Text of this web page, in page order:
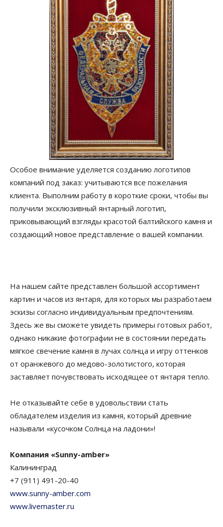
Особое внимание уделяется созданию логотипов
компаний под заказ: учитываются все пожелания
клиента. Выполним работу в короткие сроки, чтобы вы
получили эксклюзивный янтарный логотип,
приковывающий взгляды красотой балтийского камня и
создающий новое представление о вашей компании.
На нашем сайте представлен большой ассортимент
картин и часов из янтаря, для которых мы разработаем
эскизы согласно индивидуальным предпочтениям.
Здесь же вы сможете увидеть примеры готовых работ,
однако никакие фотографии не в состоянии передать
мягкое свечение камня в лучах солнца и игру оттенков
от оранжевого до медово-золотистого, которая
заставляет почувствовать исходящее от янтаря тепло.
Не отказывайте себе в удовольствии стать
обладателем изделия из камня, который древние
называли «кусочком Солнца на ладони»!
Компания «Sunny-amber»
Калининград
+7 (911) 491-20-40
www.sunny-amber.com
www.livemaster.ru